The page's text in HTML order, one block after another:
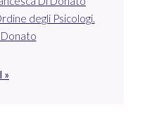
degli Psicologi.
Donato
»